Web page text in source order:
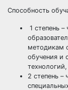
Способность
1 степень
методикам
обучения и
2 степень –